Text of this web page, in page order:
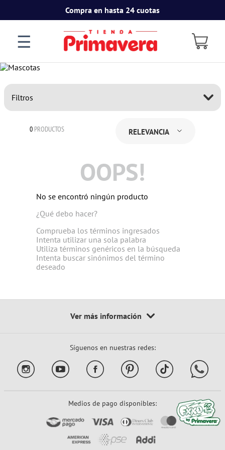
Compra en hasta 24 cuotas
☰
Filtros
0 PRODUCTOS RELEVANCIA
OOPS!
No se encontró ningún producto
¿Qué debo hacer?
Comprueba los términos ingresados
Intenta utilizar una sola palabra
Utiliza términos genéricos en la búsqueda
Intenta buscar sinónimos del término
deseado
Síguenos en nuestras redes:
Medios de pago disponibles: